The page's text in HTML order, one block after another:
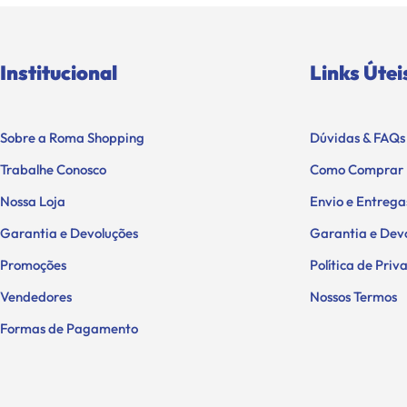
Institucional
Sobre a Roma Shopping
Trabalhe Conosco
Nossa Loja
Garantia e Devoluções
Promoções
Vendedores
Formas de Pagamento
Links
Dúvidas & FAQs
Como Comprar
Envio e
Garantia e
Política de
Nossos Termos